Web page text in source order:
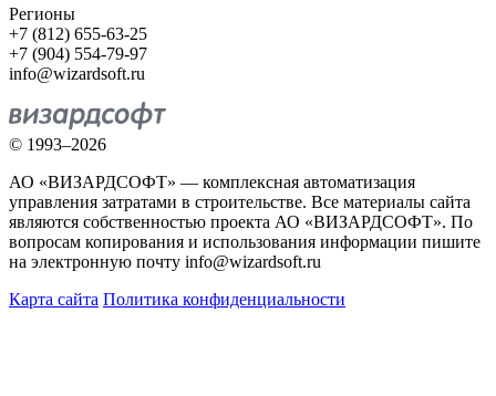
Регионы
+7 (812) 655-63-25
+7 (904) 554-79-97
info@wizardsoft.ru
© 1993–2026
АО «ВИЗАРДСОФТ» — комплексная автоматизация
управления затратами в строительстве. Все материалы сайта
являются собственностью проекта АО «ВИЗАРДСОФТ». По
вопросам копирования и использования информации пишите
на электронную почту info@wizardsoft.ru
Карта сайта Политика конфиденциальности